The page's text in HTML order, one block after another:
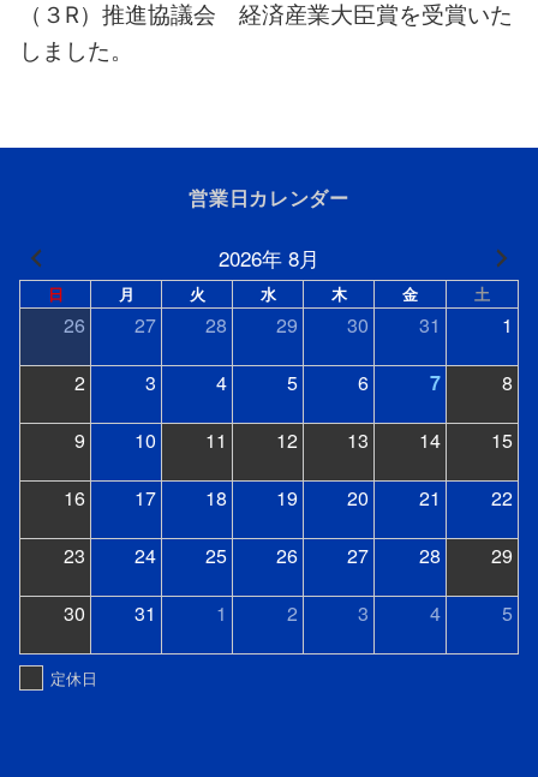
（３R）推進協議会 経済産業大臣賞を受賞いた
しました。
営業日カレンダー
2026年 8月
日 月 火 水 木 金 土
26 27 28 29 30 31 1
2 3 4 5 6 7 8
9 10 11 12 13 14 15
16 17 18 19 20 21 22
23 24 25 26 27 28 29
30 31 1 2 3 4 5
定休日